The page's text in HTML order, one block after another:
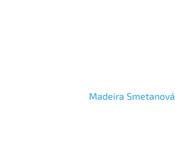
Madeira Smetanová